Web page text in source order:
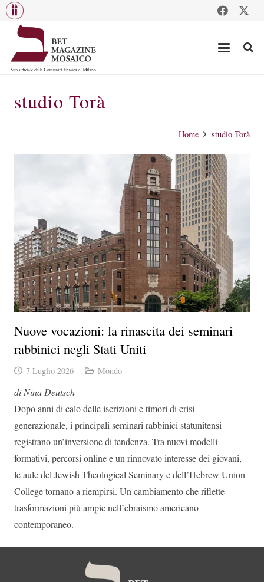
studio Torà
Home studio Torà
Nuove vocazioni: la rinascita dei seminari
rabbinici negli Stati Uniti
7 Luglio 2026 Mondo
di Nina Deutsch
Dopo anni di calo delle iscrizioni e timori di crisi
generazionale, i principali seminari rabbinici statunitensi
registrano un’inversione di tendenza. Tra nuovi modelli
formativi, percorsi online e un rinnovato interesse dei giovani,
le aule del Jewish Theological Seminary e dell’Hebrew Union
College tornano a riempirsi. Un cambiamento che riflette
trasformazioni più ampie nell’ebraismo americano
contemporaneo.